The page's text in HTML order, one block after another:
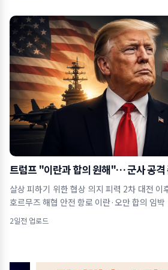
트럼프 "이란과 합의 원해"… 군사 공격
살상 피하기 위한 협상 의지 피력 2차 대전 이
호르무즈 해협 안전 항로 이란·오만 합의 임
2일전 업로드